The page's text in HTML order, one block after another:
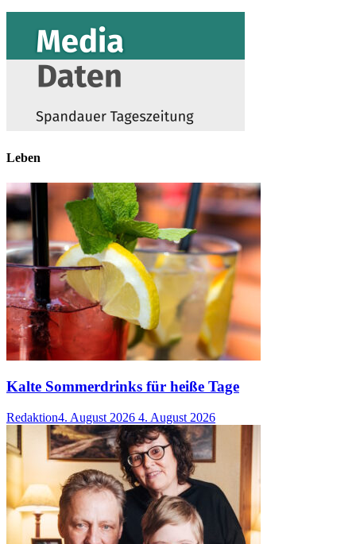
Leben
Kalte Sommerdrinks für heiße Tage
Redaktion4. August 2026 4. August 2026